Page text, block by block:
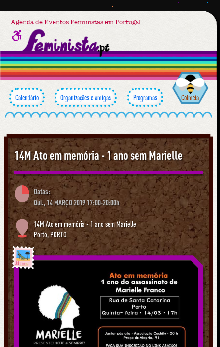
Agenda de Eventos Feministas em Portugal
Calendário Organizações e amigas Programas Colmeia
14M Ato em memória - 1 ano sem Marielle
Datas:
Qui., 14 MARÇO 2019 17:00-20:00h
14M Ato em memória - 1 ano sem Marielle
Porto,PORTO
Já foi